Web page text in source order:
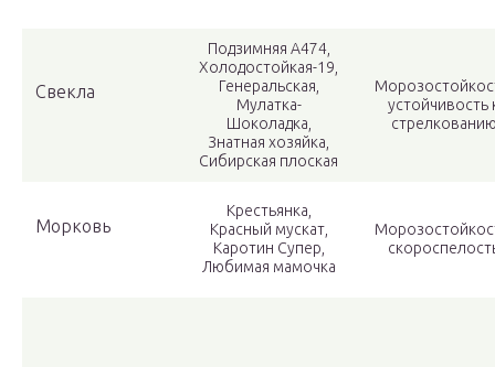
Свекла
Подзимняя А474,
Холодостойкая-19,
Генеральская,
Мулатка-
Шоколадка,
Знатная хозяйка,
Сибирская плоская
устойчивость
Морковь
Крестьянка,
Красный мускат,
Каротин Супер,
Любимая мамочка